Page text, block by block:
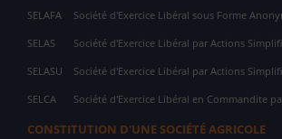
SELAFA Société d'Exercice Libéral sous Forme
SELAS Société d'Exercice Libéral par Actions
SELASU Société d'Exercice Libéral par Actions
SELCA Société d'Exercice Libéral en Commandite
CONSTITUTION D'UNE SOCIÉTÉ AGRICOLE